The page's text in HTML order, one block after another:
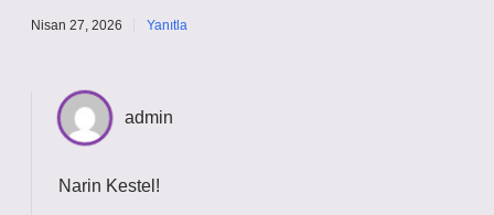
Nisan 27, 2026 Yanıtla
admin
Narin Kestel!